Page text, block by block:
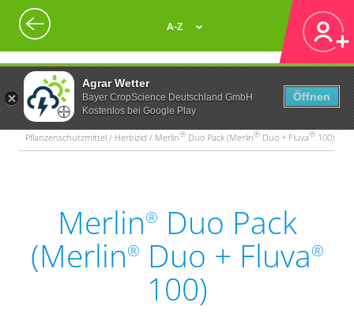
Agrar Wetter
Bayer CropScience Deutschland GmbH
Kostenlos bei Google Play
Öffnen
A-Z
Pflanzenschutzmittel / Herbizid / Merlin® Duo Pack (Merlin® Duo + Fluva® 100)
Merlin® Duo Pack
(Merlin® Duo + Fluva®
100)